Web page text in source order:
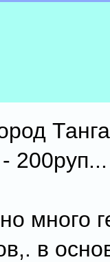
200руп...
много
в